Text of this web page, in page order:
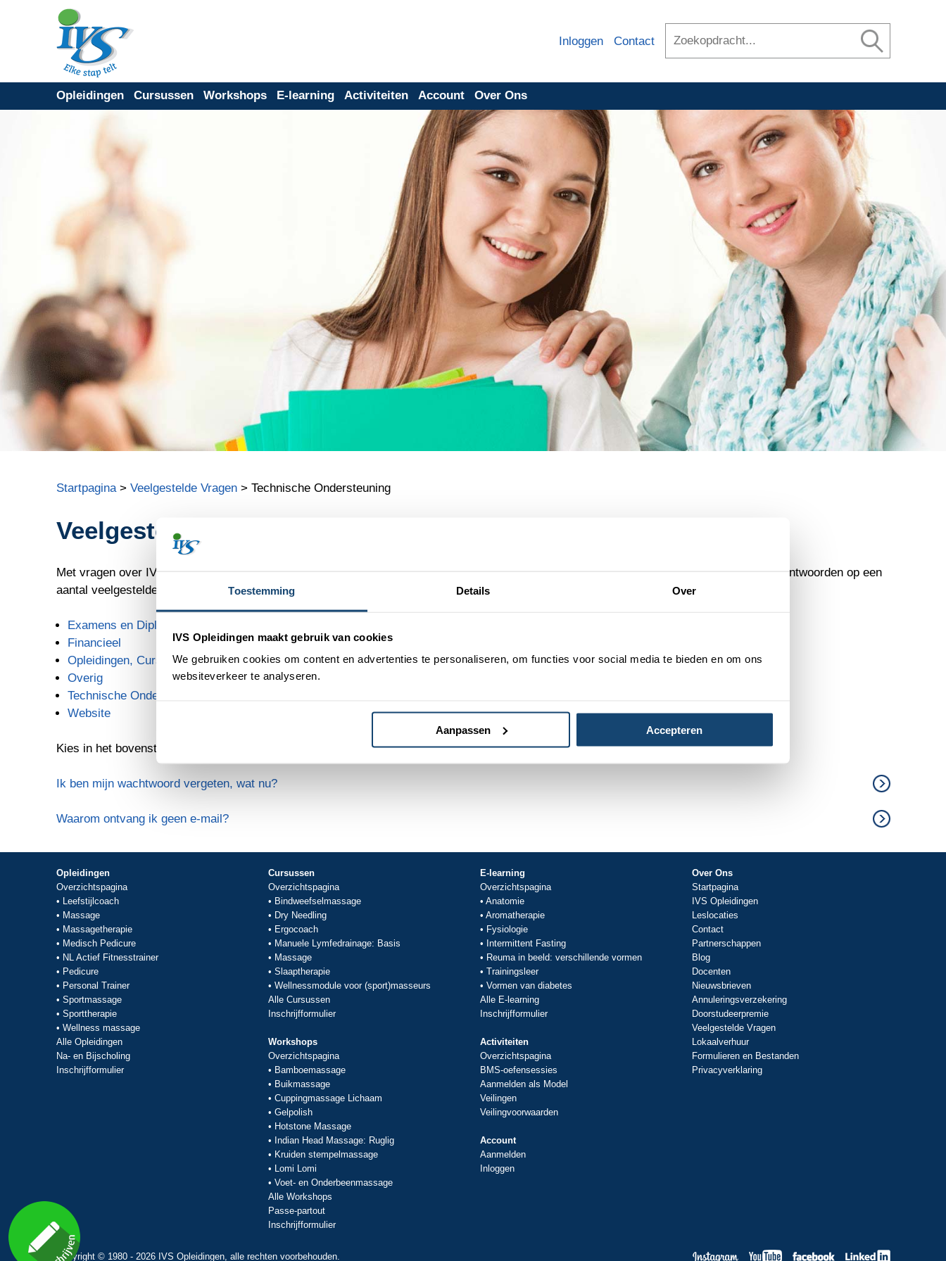
Toestemming Details Over
IVS Opleidingen maakt gebruik van cookies
We gebruiken cookies om content en advertenties te personaliseren, om functies voor social media te bieden en om ons
websiteverkeer te analyseren.
Aanpassen Accepteren
Inloggen Contact
Opleidingen Cursussen Workshops E-learning Activiteiten Account Over Ons
Startpagina> Veelgestelde Vragen> Technische Ondersteuning
Veelgestelde Vragen: Technische Ondersteuning
Met vragen over IVS Opleidingen, onze opleidingen of onze website kun je uiteraard altijd
met ons opnemen. Daarnaast vind je de antwoorden op een
aantal veelgestelde vragen op deze pagina.
Examens en Diploma's
Financieel
Opleidingen, Cursussen en Workshops
Overig
Technische Ondersteuning
Website
Kies in het bovenstaande overzicht een categorie die het meest bij jouw vraag past.
Ik ben mijn wachtwoord vergeten, wat nu?
Waarom ontvang ik geen e-mail?
Opleidingen
Overzichtspagina
• Leefstijlcoach
• Massage
• Massagetherapie
• Medisch Pedicure
• NL Actief Fitnesstrainer
• Pedicure
• Personal Trainer
• Sportmassage
• Sporttherapie
• Wellness massage
Alle Opleidingen
Na- en Bijscholing
Inschrijfformulier
Cursussen
Overzichtspagina
• Bindweefselmassage
• Dry Needling
• Ergocoach
• Manuele Lymfedrainage: Basis
• Massage
• Slaaptherapie
• Wellnessmodule voor (sport)masseurs
Alle Cursussen
Inschrijfformulier
Workshops
Overzichtspagina
• Bamboemassage
• Buikmassage
• Cuppingmassage Lichaam
• Gelpolish
• Hotstone Massage
• Indian Head Massage: Ruglig
• Kruiden stempelmassage
• Lomi Lomi
• Voet- en Onderbeenmassage
Alle Workshops
Passe-partout
Inschrijfformulier
E-learning
Overzichtspagina
• Anatomie
• Aromatherapie
• Fysiologie
• Intermittent Fasting
• Reuma in beeld: verschillende vormen
• Trainingsleer
• Vormen van diabetes
Alle E-learning
Inschrijfformulier
Activiteiten
Overzichtspagina
BMS-oefensessies
Aanmelden als Model
Veilingen
Veilingvoorwaarden
Account
Aanmelden
Inloggen
Over Ons
Startpagina
IVS Opleidingen
Leslocaties
Contact
Partnerschappen
Blog
Docenten
Nieuwsbrieven
Annuleringsverzekering
Doorstudeerpremie
Veelgestelde Vragen
Lokaalverhuur
Formulieren en Bestanden
Privacyverklaring
Copyright © 1980 - 2026 IVS Opleidingen, alle rechten voorbehouden.